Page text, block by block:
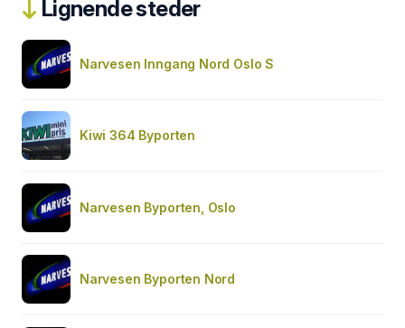
Lignende steder
Narvesen Inngang Nord Oslo S
Kiwi 364 Byporten
Narvesen Byporten, Oslo
Narvesen Byporten Nord